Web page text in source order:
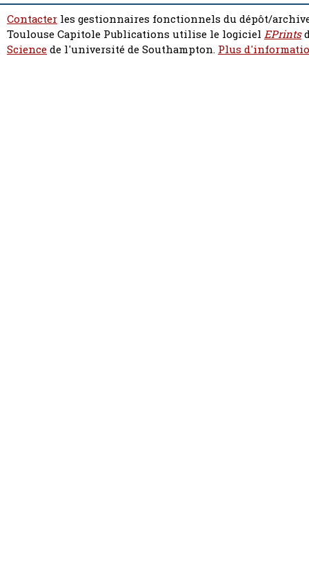
Contacter les gestionnaires fonctionnels du dépôt/
Toulouse Capitole Publications utilise le logiciel EPrints
Sciencede l'université de Southampton. Plus